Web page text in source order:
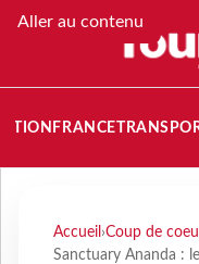
Aller au contenu
FRANCE
Accueil ›Coup de
Sanctuary Ananda :